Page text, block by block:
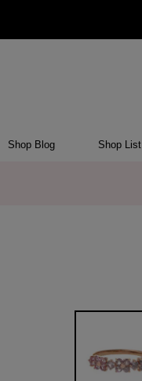
Shop Blog Shop List